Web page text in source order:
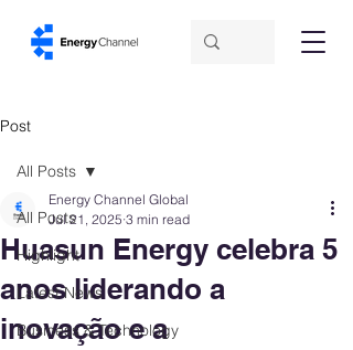
Post
All Posts
Highlight
Latest News
Business & Technology
All Posts
Huasun Energy celebra 5
anos liderando a
inovação e a
Energy Channel Global
Jul 21, 2025 3 min read